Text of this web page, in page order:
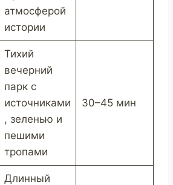
атмосферой
истории
Тихий
вечерний
парк с
источниками
, зеленью и
пешими
тропами
30–45 мин
Длинный